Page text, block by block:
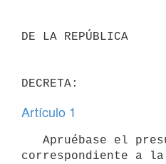
DE LA REPÚBLICA
Artículo 1
correspondiente a